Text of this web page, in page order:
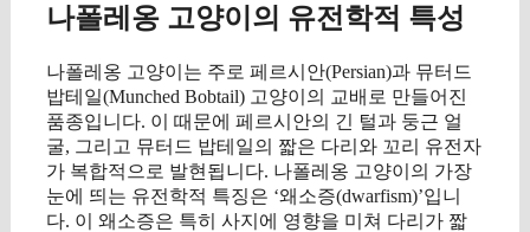
나폴레옹 고양이의 유전학적 특성
나폴레옹 고양이는 주로 페르시안(Persian)과 뮤터드
밥테일(Munched Bobtail) 고양이의 교배로 만들어진
품종입니다. 이 때문에 페르시안의 긴 털과 둥근 얼
굴, 그리고 뮤터드 밥테일의 짧은 다리와 꼬리 유전자
가 복합적으로 발현됩니다. 나폴레옹 고양이의 가장
눈에 띄는 유전학적 특징은 ‘왜소증(dwarfism)’입니
다. 이 왜소증은 특히 사지에 영향을 미쳐 다리가 짧